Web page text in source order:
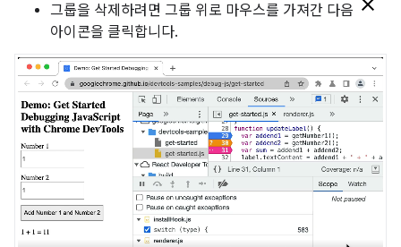
그룹을 삭제하려면 그룹 위로 마우스를 가져간 다음
아이콘을 클릭합니다.